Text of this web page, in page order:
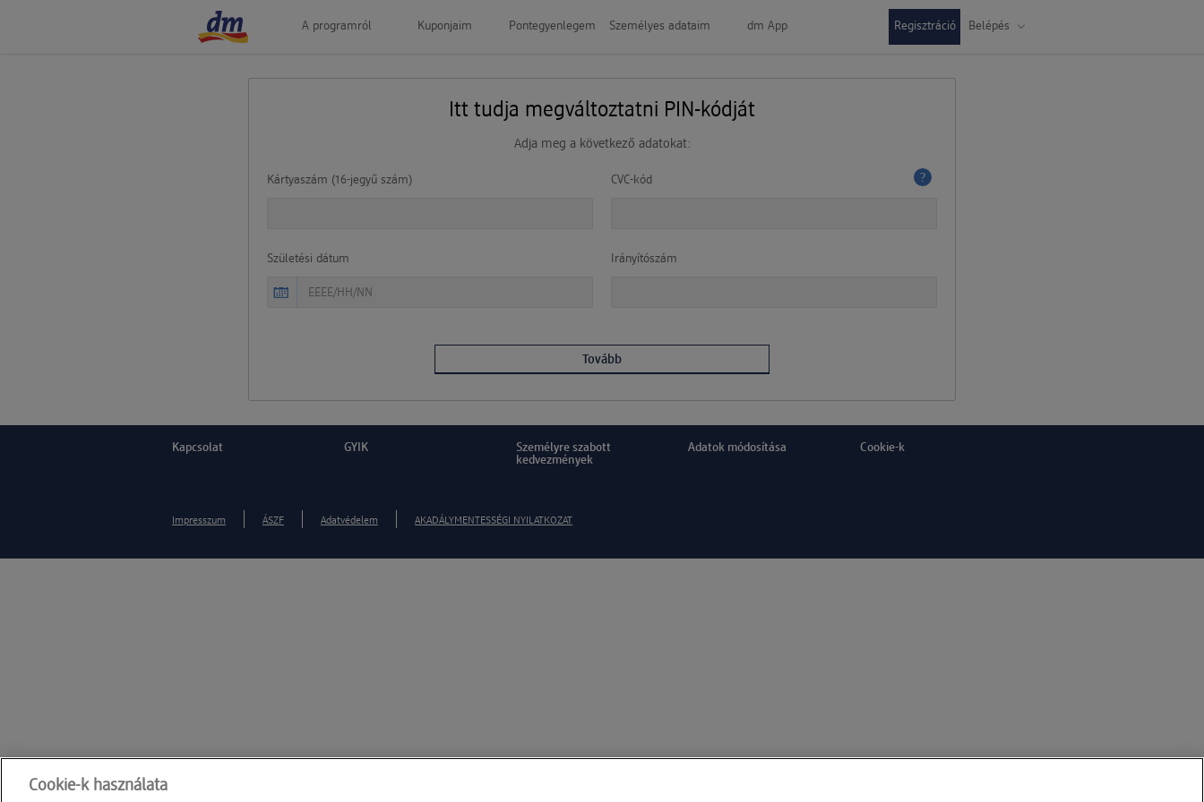
A programról Kuponjaim Pontegyenlegem Személyes adataim dm App Regisztráció Belépés
Itt tudja megváltoztatni PIN-kódját
Adja meg a következő adatokat:
Kártyaszám (16-jegyű szám) CVC-kód
Születési dátum Irányítószám
Kapcsolat GYIK
Személyre szabott
kedvezmények
Adatok módosítása Cookie-k
Impresszum ÁSZF Adatvédelem AKADÁLYMENTESSÉGI NYILATKOZAT
Cookie-k használata